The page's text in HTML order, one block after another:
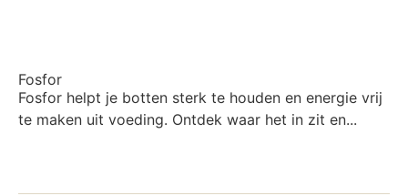
Fosfor
Fosfor helpt je botten sterk te houden en energie vrij
te maken uit voeding. Ontdek waar het in zit en...